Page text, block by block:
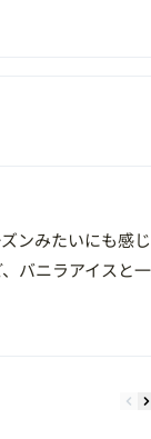
ンみたいにも感じ
バニラアイスと